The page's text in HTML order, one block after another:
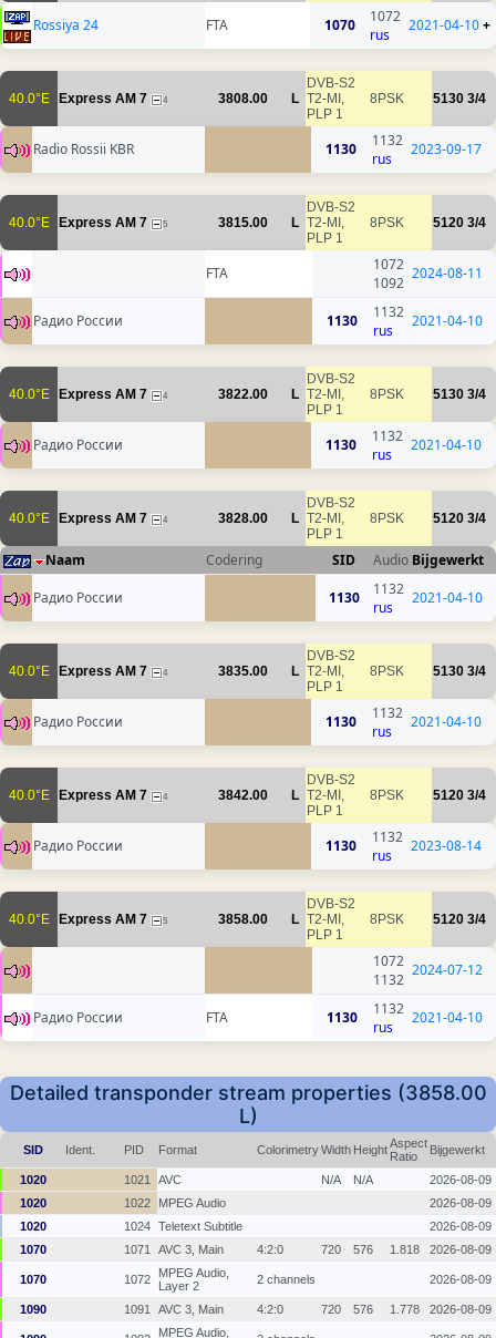
Rossiya 24 FTA 1070
1072
rus
2021-04-10+
40.0°E Express AM 7 4 3808.00 L
DVB-S2
T2-MI,
PLP 1
8PSK 5130 3/4
Radio Rossii KBR 1130
1132
rus
2023-09-17
40.0°E Express AM 7 5 3815.00 L
DVB-S2
T2-MI,
PLP 1
8PSK 5120 3/4
FTA
1072
1092
2024-08-11
Радио России 1130
1132
rus
2021-04-10
40.0°E Express AM 7 4 3822.00 L
DVB-S2
T2-MI,
PLP 1
8PSK 5130 3/4
Радио России 1130
1132
rus
2021-04-10
40.0°E Express AM 7 4 3828.00 L
DVB-S2
T2-MI,
PLP 1
8PSK 5120 3/4
Naam Codering SID Audio Bijgewerkt
Радио России
1130
1132
rus
2021-04-10
40.0°E Express AM 7 4 3835.00 L
DVB-S2
T2-MI,
PLP 1
8PSK 5130 3/4
Радио России 1130
1132
rus
2021-04-10
40.0°E Express AM 7 4 3842.00 L
DVB-S2
T2-MI,
PLP 1
8PSK 5120 3/4
Радио России 1130
1132
rus
2023-08-14
40.0°E Express AM 7 5 3858.00 L
DVB-S2
T2-MI,
PLP 1
8PSK 5120 3/4
1072
1132
2024-07-12
Радио России FTA 1130
1132
rus
2021-04-10
Detailed transponder stream properties (3858.00
L)
SID Ident. PID Format ColorimetryWidth HeightAspect
Ratio
Bijgewerkt
1020 1021 AVC N/A N/A
2026-08-09
1020
1022 MPEG Audio
2026-08-09
1020
1024 Teletext Subtitle
2026-08-09
1070
1071 AVC 3, Main 4:2:0 720 576 1.818 2026-08-09
1070 1072
MPEG Audio,
Layer 2
2 channels 2026-08-09
1090 1091 AVC 3, Main 4:2:0 720 576 1.778 2026-08-09
MPEG Audio,